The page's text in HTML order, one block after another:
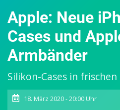
Apple: Neue
Cases und
Armbänder
Silikon-Cases in frischen
18. März 2020 - 20:00 Uhr